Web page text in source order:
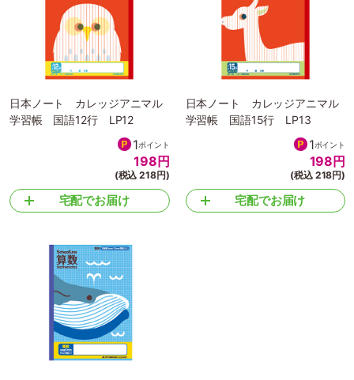
日本ノート カレッジアニマル
学習帳 国語12行 LP12
1ポイント
198 円
(税込 218円)
宅配でお届け
日本ノート カレッジアニマル
学習帳 国語15行 LP13
1ポイント
198 円
(税込 218円)
宅配でお届け